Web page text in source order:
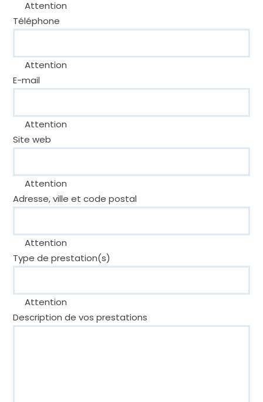
Attention
Téléphone
Attention
E-mail
Attention
Site web
Attention
Adresse, ville et code postal
Attention
Type de prestation(s)
Attention
Description de vos prestations